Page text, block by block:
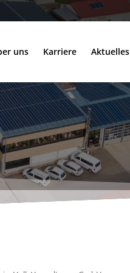
uns Karriere Aktuelles